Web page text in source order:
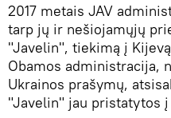
2017 metais JAV
tarp jų ir nešiojamųjų
"Javelin", tiekimą į
Obamos administracija,
Ukrainos prašymų,
"Javelin" jau pristatytos į